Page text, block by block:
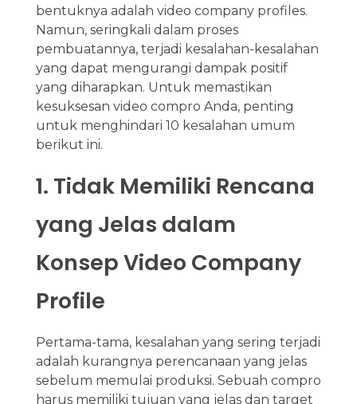
bentuknya adalah video company profiles.
Namun, seringkali dalam proses
pembuatannya, terjadi kesalahan-kesalahan
yang dapat mengurangi dampak positif
yang diharapkan. Untuk memastikan
kesuksesan video compro Anda, penting
untuk menghindari 10 kesalahan umum
berikut ini.
1. Tidak Memiliki Rencana
yang Jelas dalam
Konsep Video Company
Profile
Pertama-tama, kesalahan yang sering terjadi
adalah kurangnya perencanaan yang jelas
sebelum memulai produksi. Sebuah compro
harus memiliki tujuan yang jelas dan target